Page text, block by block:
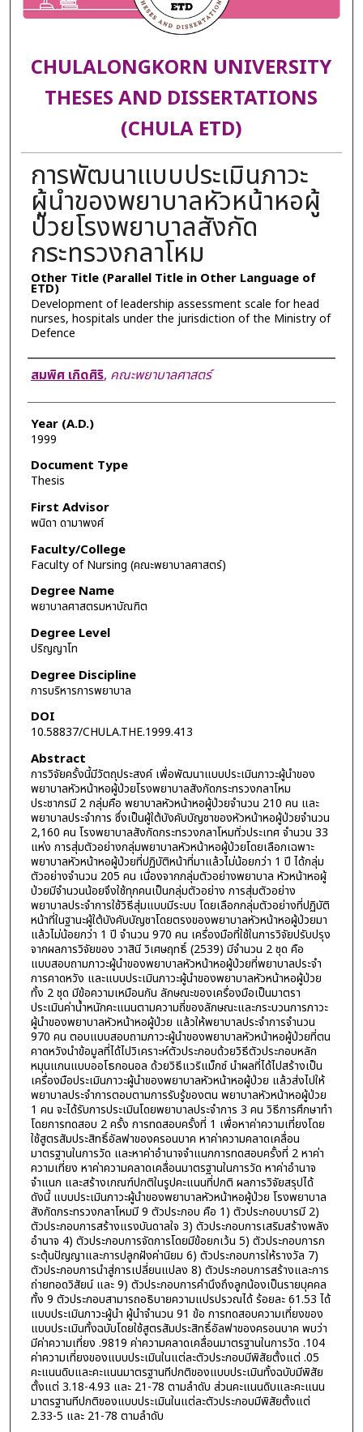
CHULALONGKORN UNIVERSITY
THESES AND DISSERTATIONS
(CHULA ETD)
การพัฒนาแบบประเมินภาวะ
ผู้นำของพยาบาลหัวหน้าหอผู้
ป่วยโรงพยาบาลสังกัด
กระทรวงกลาโหม
Other Title (Parallel Title in Other Language of
ETD)
Development of leadership assessment scale for head
nurses, hospitals under the jurisdiction of the Ministry of
Defence
Author
สมพิศ เกิดศิริ, คณะพยาบาลศาสตร์
Year (A.D.)
1999
Document Type
Thesis
First Advisor
พนิดา ดามาพงศ์
Faculty/College
Faculty of Nursing (คณะพยาบาลศาสตร์)
Degree Name
พยาบาลศาสตรมหาบัณฑิต
Degree Level
ปริญญาโท
Degree Discipline
การบริหารการพยาบาล
DOI
10.58837/CHULA.THE.1999.413
Abstract
การวิจัยครั้งนี้มีวัตถุประสงค์ เพื่อพัฒนาแบบประเมินภาวะผู้นำของ
พยาบาลหัวหน้าหอผู้ป่วยโรงพยาบาลสังกัดกระทรวงกลาโหม
ประชากรมี 2 กลุ่มคือ พยาบาลหัวหน้าหอผู้ป่วยจำนวน 210 คน และ
พยาบาลประจำการ ซึ่งเป็นผู้ใต้บังคับบัญชาของหัวหน้าหอผู้ป่วยจำนวน
2,160 คน โรงพยาบาลสังกัดกระทรวงกลาโหมทั่วประเทศ จำนวน 33
แห่ง การสุ่มตัวอย่างกลุ่มพยาบาลหัวหน้าหอผู้ป่วยโดยเลือกเฉพาะ
พยาบาลหัวหน้าหอผู้ป่วยที่ปฏิบัติหน้าที่มาแล้วไม่น้อยกว่า 1 ปี ได้กลุ่ม
ตัวอย่างจำนวน 205 คน เนื่องจากกลุ่มตัวอย่างพยาบาล หัวหน้าหอผู้
ป่วยมีจำนวนน้อยจึงใช้ทุกคนเป็นกลุ่มตัวอย่าง การสุ่มตัวอย่าง
พยาบาลประจำการใช้วิธีสุ่มแบบมีระบบ โดยเลือกกลุ่มตัวอย่างที่ปฏิบัติ
หน้าที่ในฐานะผู้ใต้บังคับบัญชาโดยตรงของพยาบาลหัวหน้าหอผู้ป่วยมา
แล้วไม่น้อยกว่า 1 ปี จำนวน 970 คน เครื่องมือที่ใช้ในการวิจัยปรับปรุง
จากผลการวิจัยของ วาสินี วิเศษฤทธิ์ (2539) มีจำนวน 2 ชุด คือ
แบบสอบถามภาวะผู้นำของพยาบาลหัวหน้าหอผู้ป่วยที่พยาบาลประจำ
การคาดหวัง และแบบประเมินภาวะผู้นำของพยาบาลหัวหน้าหอผู้ป่วย
ทั้ง 2 ชุด มีข้อความเหมือนกัน ลักษณะของเครื่องมือเป็นมาตรา
ประเมินค่าน้ำหนักคะแนนตามความถี่ของลักษณะและกระบวนการภาวะ
ผู้นำของพยาบาลหัวหน้าหอผู้ป่วย แล้วให้พยาบาลประจำการจำนวน
970 คน ตอบแบบสอบถามภาวะผู้นำของพยาบาลหัวหน้าหอผู้ป่วยที่ตน
คาดหวังนำข้อมูลที่ได้ไปวิเคราะห์ตัวประกอบด้วยวิธีตัวประกอบหลัก
หมุนแกนแบบออโธกอนอล ด้วยวิธีแวริแม็กซ์ นำผลที่ได้ไปสร้างเป็น
เครื่องมือประเมินภาวะผู้นำของพยาบาลหัวหน้าหอผู้ป่วย แล้วส่งไปให้
พยาบาลประจำการตอบตามการรับรู้ของตน พยาบาลหัวหน้าหอผู้ป่วย
1 คน จะได้รับการประเมินโดยพยาบาลประจำการ 3 คน วิธีการศึกษาทำ
โดยการทดสอบ 2 ครั้ง การทดสอบครั้งที่ 1 เพื่อหาค่าความเที่ยงโดย
ใช้สูตรสัมประสิทธิ์อัลฟาของครอนบาค หาค่าความคลาดเคลื่อน
มาตรฐานในการวัด และหาค่าอำนาจจำแนกการทดสอบครั้งที่ 2 หาค่า
ความเที่ยง หาค่าความคลาดเคลื่อนมาตรฐานในการวัด หาค่าอำนาจ
จำแนก และสร้างเกณฑ์ปกติในรูปคะแนนที่ปกติ ผลการวิจัยสรุปได้
ดังนี้ แบบประเมินภาวะผู้นำของพยาบาลหัวหน้าหอผู้ป่วย โรงพยาบาล
สังกัดกระทรวงกลาโหมมี 9 ตัวประกอบ คือ 1) ตัวประกอบบารมี 2)
ตัวประกอบการสร้างแรงบันดาลใจ 3) ตัวประกอบการเสริมสร้างพลัง
อำนาจ 4) ตัวประกอบการจัดการโดยมีข้อยกเว้น 5) ตัวประกอบการก
ระตุ้นปัญญาและการปลูกฝังค่านิยม 6) ตัวประกอบการให้รางวัล 7)
ตัวประกอบการนำสู่การเปลี่ยนแปลง 8) ตัวประกอบการสร้างและการ
ถ่ายทอดวิสัยน์ และ 9) ตัวประกอบการคำนึงถึงลูกน้องเป็นรายบุคคล
ทั้ง 9 ตัวประกอบสามารถอธิบายความแปรปรวณได้ ร้อยละ 61.53 ได้
แบบประเมินภาวะผู้นำ ผู้นำจำนวน 91 ข้อ การทดสอบความเที่ยงของ
แบบประเมินทั้งฉบับโดยใช้สูตรสัมประสิทธิ์อัลฟาของครอนบาค พบว่า
มีค่าความเที่ยง .9819 ค่าความคลาดเคลื่อนมาตรฐานในการวัด .104
ค่าความเที่ยงของแบบประเมินในแต่ละตัวประกอบมีพิสัยตั้งแต่ .05
คะแนนดิบและคะแนนมาตรฐานทีปกติของแบบประเมินทั้งฉบับมีพิสัย
ตั้งแต่ 3.18-4.93 และ 21-78 ตามลำดับ ส่วนคะแนนดิบและคะแนน
มาตรฐานทีปกติของแบบประเมินในแต่ละตัวประกอบมีพิสัยตั้งแต่
2.33-5 และ 21-78 ตามลำดับ